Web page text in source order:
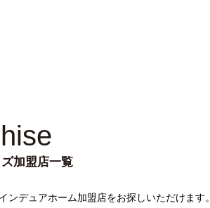
加盟店一覧
ンデュアホーム加盟店をお探しいただけます。